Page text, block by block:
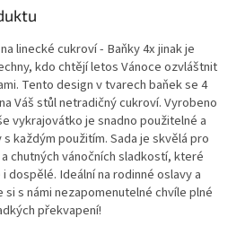
linecké cukroví - Baňky 4x jinak je
kdo chtějí letos Vánoce ozvláštnit
Tento design v tvarech baňek se 4
Váš stůl netradičný cukroví. Vyrobeno
vykrajovátko je snadno použitelné a
každým použitím. Sada je skvělá pro
chutných vánočních sladkostí, které
dospělé. Ideální na rodinné oslavy a
s námi nezapomenutelné chvíle plné
překvapení!